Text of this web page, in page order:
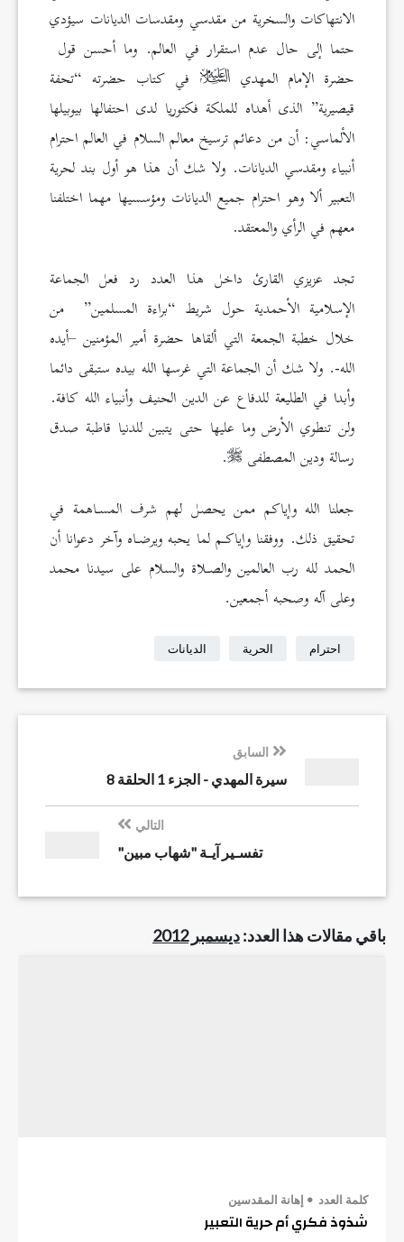
باقي مقالات هذا العدد:ديسمبر 2012
كلمة العدد إهانة المقدسين
شذوذ فكري أم حرية التعبير
الانتهاكات والسخرية من مقدسي ومقدسات الديانات سيؤدي
حتما إلى حال عدم استقرار في العالم. وما أحسن قول
حضرة الإمام المهدي
في كتاب حضرته “تحفة
قيصيرية” الذى أهداه للملكة فكتوريا لدى احتفالها بيوبيلها
الألماسي: أن من دعائم ترسيخ معالم السلام في العالم احترام
أنبياء ومقدسي الديانات. ولا شك أن هذا هو أول بند لحرية
التعبير ألا وهو احترام جميع الديانات ومؤسسيها مهما اختلفنا
معهم في الرأي والمعتقد.
تجد عزيزي القارئ داخل هذا العدد رد فعل الجماعة
الإسلامية الأحمدية حول شريط “براءة المسلمين” من
خلال خطبة الجمعة التي ألقاها حضرة أمير المؤمنين –أيده
الله-. ولا شك أن الجماعة التي غرسها الله بيده ستبقى دائما
وأبدا في الطليعة للدفاع عن الدين الحنيف وأنبياء الله كافة.
ولن تنطوي الأرض وما عليها حتى يتبين للدنيا قاطبة صدق
رسالة ودين المصطفى
.
جعلنا الله وإياكم ممن يحصل لهم شرف المسـاهمة في
تحقيق ذلك. ووفقنا وإياكـم لما يحبه ويرضـاه وآخر دعوانا أن
الحمد لله رب العالمين والصـلاة والسلام على سيدنا محمد
وعلى آله وصحبه أجمعين.
احترام الحرية الديانات
السابق
سيرة المهدي - الجزء 1 الحلقة 8
التالي
تفسـير آيـة "شهاب مبين"